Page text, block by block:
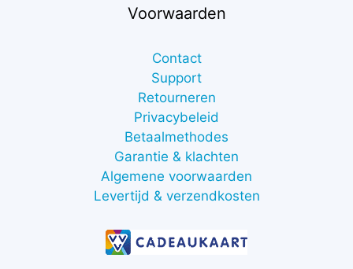
Voorwaarden
Contact
Support
Retourneren
Privacybeleid
Betaalmethodes
Garantie & klachten
Algemene voorwaarden
Levertijd & verzendkosten